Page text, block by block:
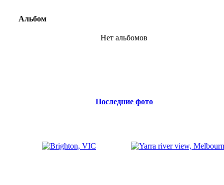
Альбом
Нет альбомов
Последние фото